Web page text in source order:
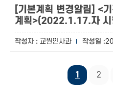
[기본계획 변경알림] <
계획>(2022.1.17.자 시
교원인사과
1 2